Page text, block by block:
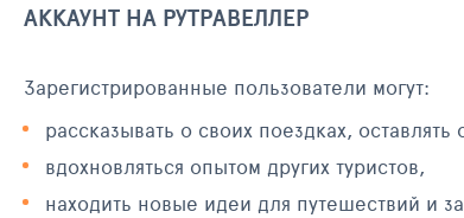
АККАУНТ НА РУТРАВЕЛЛЕР
Зарегистрированные пользователи могут:
рассказывать о своих поездках,
вдохновляться опытом других туристов,
находить новые идеи для путешествий и